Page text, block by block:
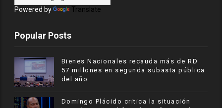
Powered by Translate
Popular Posts
Bienes Nacionales recauda más de RD
57 millones en segunda subasta pública
del año
​Domingo Plácido critica la situación